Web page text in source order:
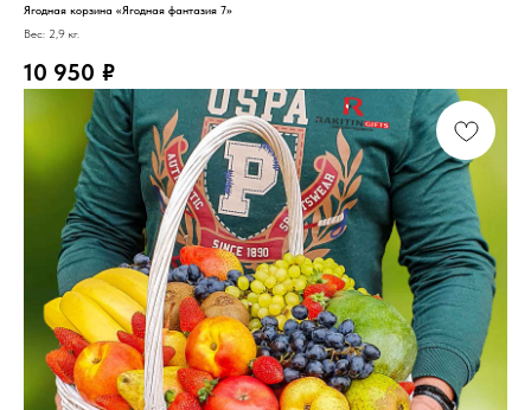
Ягодная корзина «Ягодная фантазия 7»
Вес: 2,9 кг.
10 950 ₽